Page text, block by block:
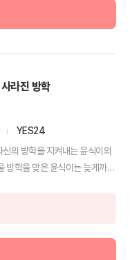
라진 방학
YES24
의 방학을 지켜내는 윤식이의
방학을 맞은 윤식이는 늦게까지